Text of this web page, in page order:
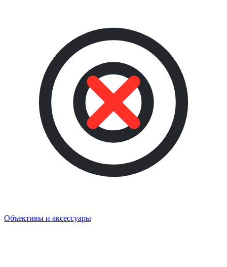
Объективы и аксессуары